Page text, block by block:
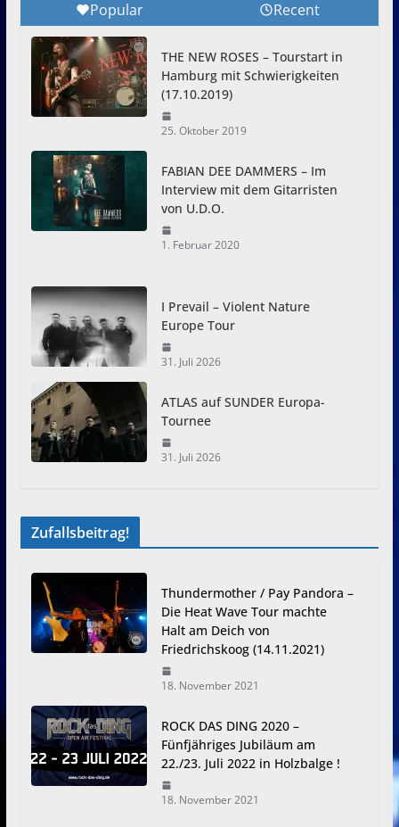
Popular Recent
THE NEW ROSES – Tourstart in
Hamburg mit Schwierigkeiten
(17.10.2019)
25. Oktober 2019
FABIAN DEE DAMMERS – Im
Interview mit dem Gitarristen
von U.D.O.
1. Februar 2020
I Prevail – Violent Nature
Europe Tour
31. Juli 2026
ATLAS auf SUNDER Europa-
Tournee
31. Juli 2026
Zufallsbeitrag!
Thundermother / Pay Pandora –
Die Heat Wave Tour machte
Halt am Deich von
Friedrichskoog (14.11.2021)
18. November 2021
ROCK DAS DING 2020 –
Fünfjähriges Jubiläum am
22./23. Juli 2022 in Holzbalge !
18. November 2021